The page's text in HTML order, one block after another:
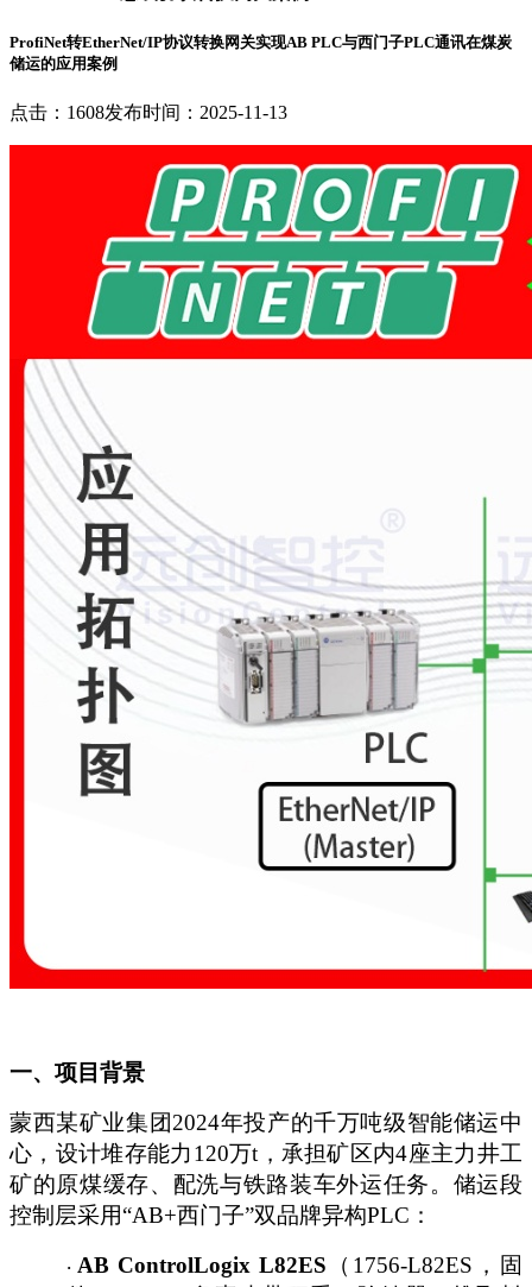
ProfiNet转EtherNet/IP协议转换网关实现AB PLC与西门子PLC通讯在煤炭
储运的应用案例
点击：1608发布时间：2025-11-13
一、项目背景
蒙西某矿业集团2024年投产的千万吨级智能储运中
心，设计堆存能力120万t，承担矿区内4座主力井工
矿的原煤缓存、配洗与铁路装车外运任务。储运段
控制层采用“AB+西门子”双品牌异构PLC：
· AB ControlLogix L82ES （ 1756-L82ES，固